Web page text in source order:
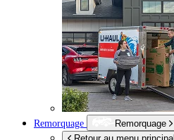
Remorquage
Remorquage